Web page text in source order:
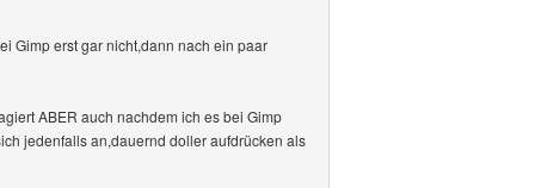
Gimp erst gar nicht,dann nach ein paar
ABER auch nachdem ich es bei Gimp
jedenfalls an,dauernd doller aufdrücken als